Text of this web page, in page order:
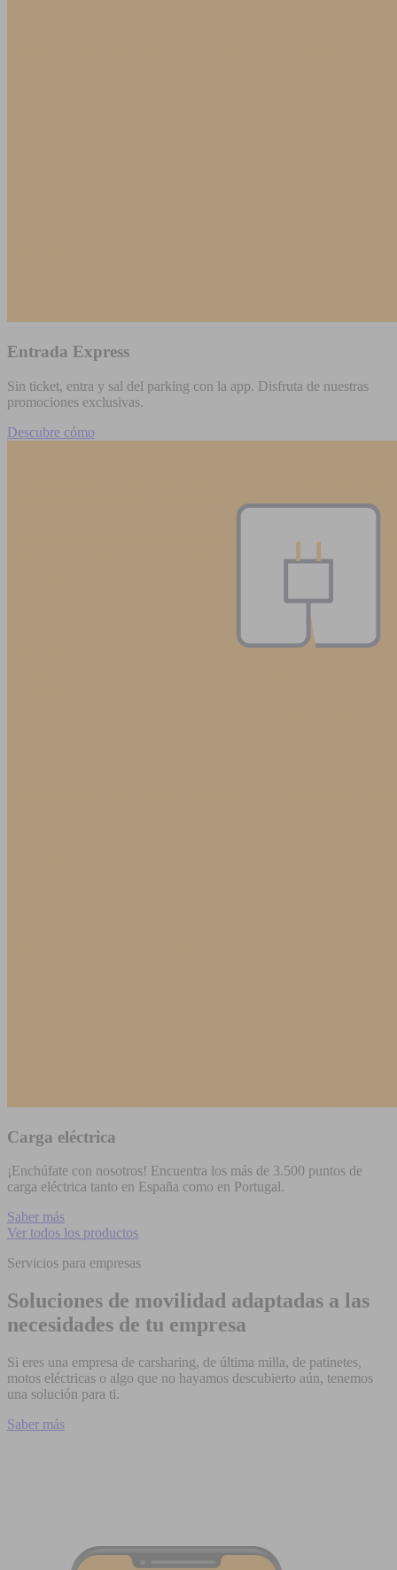
Entrada Express
Sin ticket, entra y sal del parking con la app. Disfruta de nuestras
promociones exclusivas.
Descubre cómo
Carga eléctrica
¡Enchúfate con nosotros! Encuentra los más de 3.500 puntos de
carga eléctrica tanto en España como en Portugal.
Saber más
Ver todos los productos
Servicios para empresas
Soluciones de movilidad adaptadas a las
necesidades de tu empresa
Si eres una empresa de carsharing, de última milla, de patinetes,
motos eléctricas o algo que no hayamos descubierto aún, tenemos
una solución para ti.
Saber más